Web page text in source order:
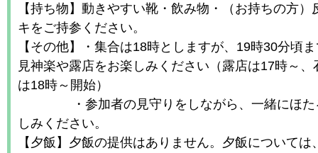
【持ち物】動きやすい靴・飲み物・（お持ちの方）
キをご持参ください。
【その他】・集合は18時としますが、19時30分頃
見神楽や露店をお楽しみください（露店は17時～、
は18時～開始）
・参加者の見守りをしながら、一緒にほた
しみください。
【夕飯】夕飯の提供はありません。夕飯については